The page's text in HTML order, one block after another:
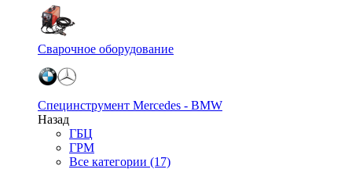
Сварочное оборудование
Специнструмент Mercedes - BMW
Назад
ГБЦ
ГРМ
Все категории (17)